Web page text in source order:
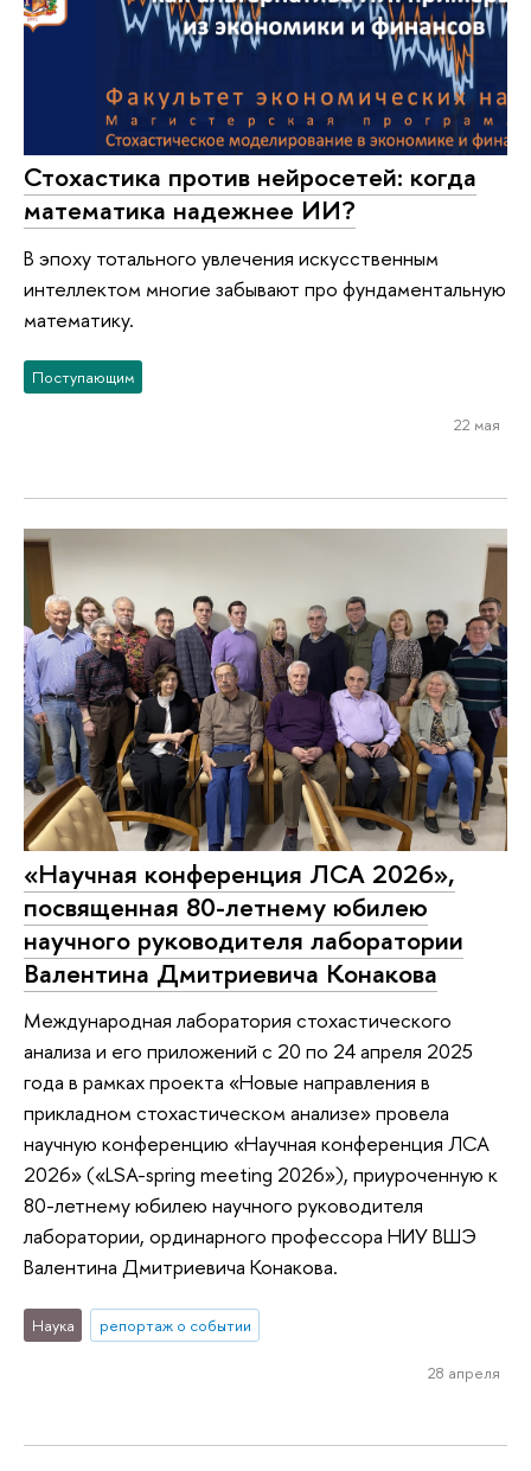
Стохастика против нейросетей: когда
математика надежнее ИИ?
В эпоху тотального увлечения искусственным
интеллектом многие забывают про фундаментальную
математику.
Поступающим
22 мая
«Научная конференция ЛСА 2026»,
посвященная 80-летнему юбилею
научного руководителя лаборатории
Валентина Дмитриевича Конакова
Международная лаборатория стохастического
анализа и его приложений с 20 по 24 апреля 2025
года в рамках проекта «Новые направления в
прикладном стохастическом анализе» провела
научную конференцию «Научная конференция ЛСА
2026» («LSA-spring meeting 2026»), приуроченную к
80-летнему юбилею научного руководителя
лаборатории, ординарного профессора НИУ ВШЭ
Валентина Дмитриевича Конакова.
Наука репортаж о событии
28 апреля